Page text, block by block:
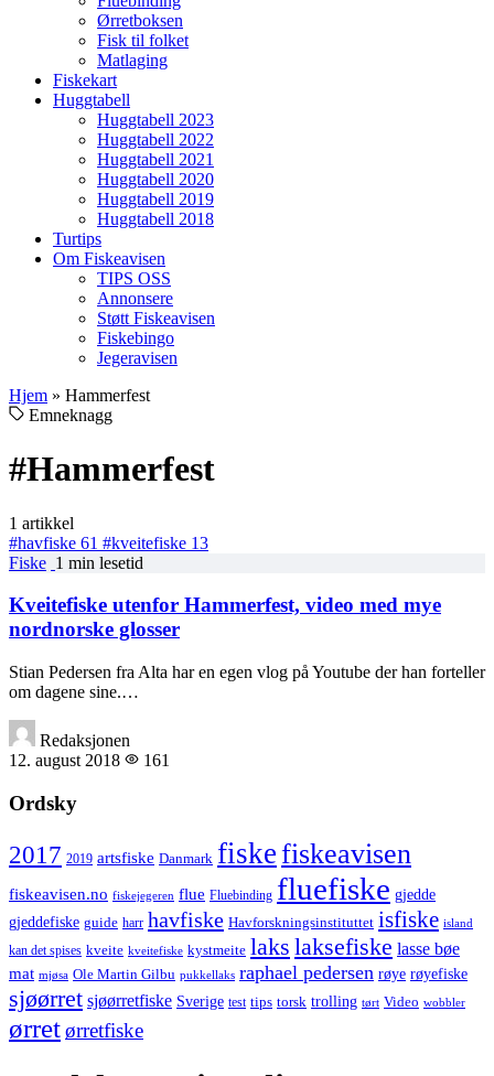
Ørretboksen
Fisk til folket
Matlaging
Fiskekart
Huggtabell
Huggtabell 2023
Huggtabell 2022
Huggtabell 2021
Huggtabell 2020
Huggtabell 2019
Huggtabell 2018
Turtips
Om Fiskeavisen
TIPS OSS
Annonsere
Støtt Fiskeavisen
Fiskebingo
Jegeravisen
Hjem » Hammerfest
Emneknagg
#Hammerfest
1 artikkel
#havfiske 61 #kveitefiske 13
Fiske 1 min lesetid
Kveitefiske utenfor Hammerfest, video med mye
nordnorske glosser
Stian Pedersen fra Alta har en egen vlog på Youtube der han forteller
om dagene sine.…
Redaksjonen
12. august 2018
161
Ordsky
2017 2019 artsfiske Danmark fiskefiskeavisen
fiskeavisen.no fiskejegeren flue Fluebinding fluefiske gjedde
gjeddefiske guide harr havfiske Havforskningsinstituttet isfiske island
kan det spises kveite kveitefiske kystmeite laks laksefiske lasse bøe
mat mjøsa Ole Martin Gilbu pukkellaks raphael pedersen røye røyefiske
sjøørret sjøørretfiske Sverige test tips torsk trolling tørt Video wobbler
ørretørretfiske